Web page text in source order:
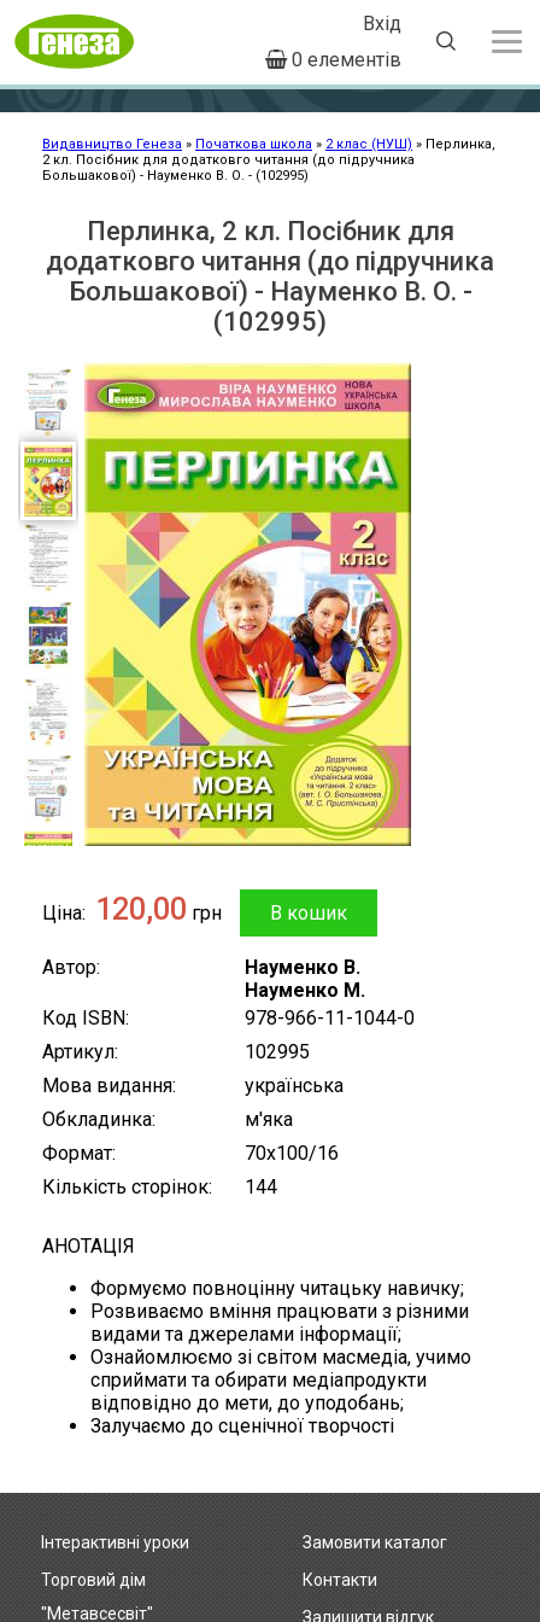
основного
вмісту
User
account
menu
Вхід
0 елементів
Рядок
навіґації
Видавництво Генеза Початкова школа 2 клас (НУШ)
Перлинка,
2 кл. Посібник для додатковго читання (до підручника
Большакової) - Науменко В. О. - (102995)
Перлинка, 2 кл. Посібник для
додатковго читання (до підручника
Большакової) - Науменко В. О. -
(102995)
Ціна 120,00 грн
Автор
Науменко В.
Науменко М.
Код ISBN
978-966-11-1044-0
Артикул
102995
Мова видання
українська
Обкладинка
м'яка
Формат
70х100/16
Кількість сторінок
144
АНОТАЦІЯ
Формуємо повноцінну читацьку навичку;
Розвиваємо вміння працювати з різними
видами та джерелами інформації;
Ознайомлюємо зі світом масмедіа, учимо
сприймати та обирати медіапродукти
відповідно до мети, до уподобань;
Залучаємо до сценічної творчості
Footer
menu
Інтерактивні уроки
Торговий дім
"Метавсесвіт"
Замовити каталог
Контакти
Залишити відгук